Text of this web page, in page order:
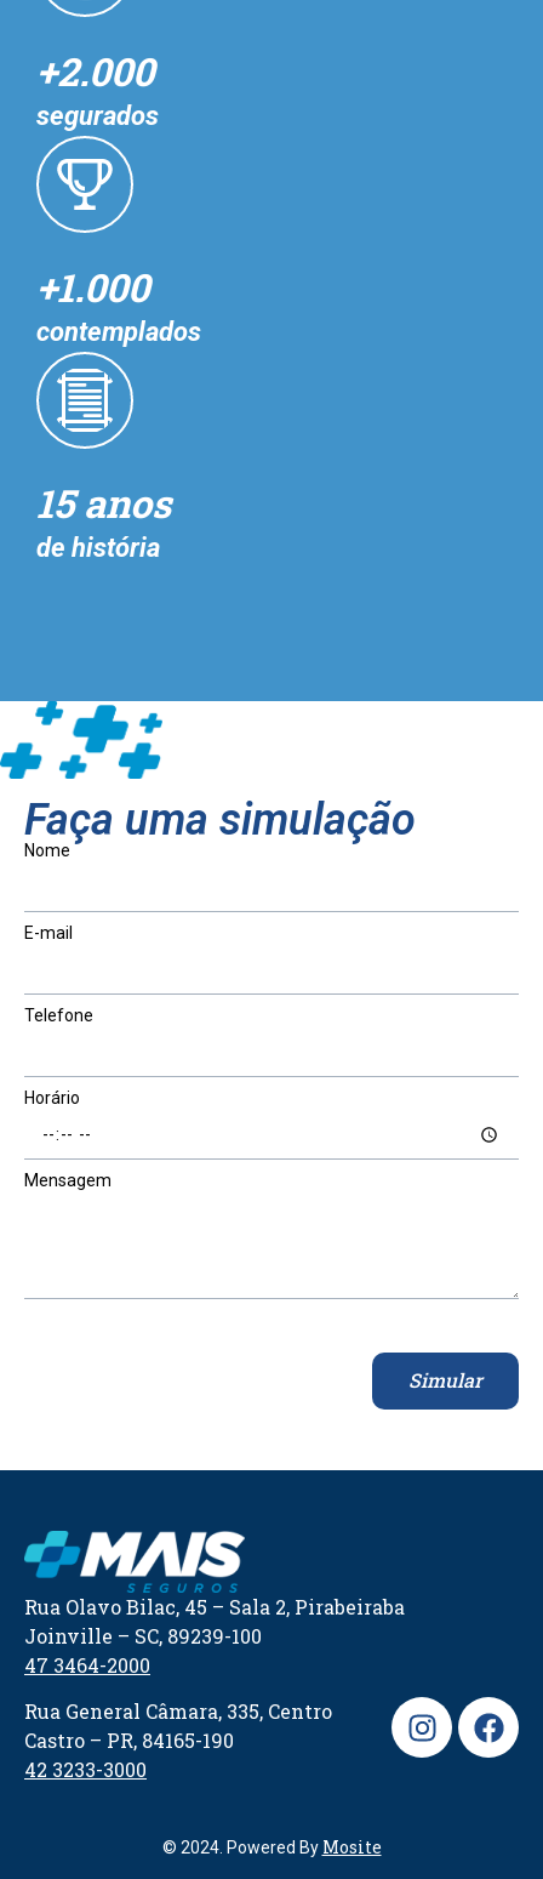
+2.000
segurados
+1.000
contemplados
15 anos
de história
Faça uma simulação
Nome
E-mail
Telefone
Horário
Mensagem
Simular
Rua Olavo Bilac, 45 – Sala 2, Pirabeiraba
Joinville – SC, 89239-100
47 3464-2000
Rua General Câmara, 335, Centro
Castro – PR, 84165-190
42 3233-3000
© 2024. Powered By Mosite